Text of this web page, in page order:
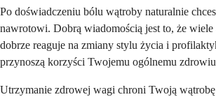
Po doświadczeniu bólu wątroby naturalnie
nawrotowi. Dobrą wiadomością jest to, że
dobrze reaguje na zmiany stylu życia i
przynoszą korzyści Twojemu ogólnemu
Utrzymanie zdrowej wagi chroni Twoją